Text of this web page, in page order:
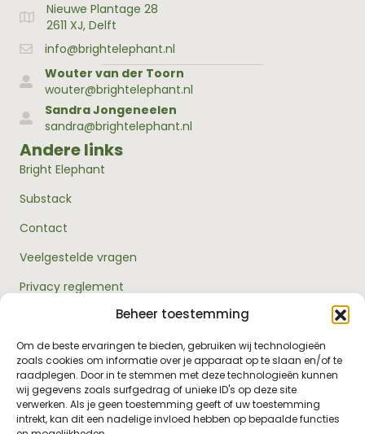
Beheer toestemming
Om de beste ervaringen te bieden, gebruiken wij technologieën
zoals cookies om informatie over je apparaat op te slaan en/of te
raadplegen. Door in te stemmen met deze technologieën kunnen
wij gegevens zoals surfgedrag of unieke ID's op deze site
verwerken. Als je geen toestemming geeft of uw toestemming
intrekt, kan dit een nadelige invloed hebben op bepaalde functies
Adres Bright Elephant
Nieuwe Plantage 28
2611 XJ, Delft
info@brightelephant.nl
Wouter van der Toorn
wouter@brightelephant.nl
Sandra Jongeneelen
sandra@brightelephant.nl
Andere links
Bright Elephant
Substack
Contact
Veelgestelde vragen
Privacy reglement
Algemene voorwaarden
Over ons
RouwExpertise.nl is een initiatief van Bright Elephant en
hét kennisplatform over rouw en verlies. Wij bieden
betrouwbare informatie en praktische hulp voor
iedereen die met rouw te maken heeft - van jezelf tot je